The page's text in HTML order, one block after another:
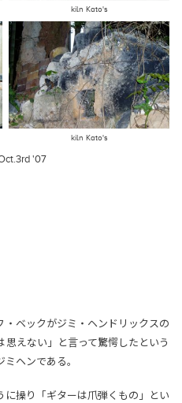
kiln Kato's
kiln Kato's
kiln Oct.3rd '07
ベックがジミ・ヘンドリックスの
えない」と言って驚愕したという
ヘンである。
操り「ギターは爪弾くもの」とい